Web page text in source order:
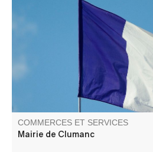
COMMERCES ET SERVICES
Mairie de Clumanc